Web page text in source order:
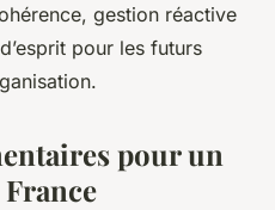
gestion réactive
pour les futurs
pour un